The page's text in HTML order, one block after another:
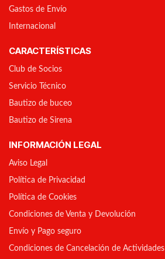
Gastos de Envío
Internacional
CARACTERÍSTICAS
Club de Socios
Servicio Técnico
Bautizo de buceo
Bautizo de Sirena
INFORMACIÓN LEGAL
Aviso Legal
Política de Privacidad
Política de Cookies
Condiciones de Venta y Devolución
Envío y Pago seguro
Condiciones de Cancelación de Actividades